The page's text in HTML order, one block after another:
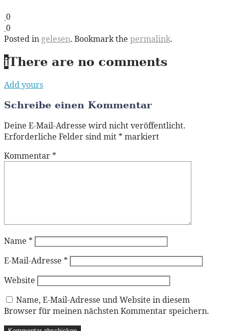
0
0
Posted in gelesen. Bookmark the permalink.
iThere are no comments
Add yours
Schreibe einen Kommentar
Deine E-Mail-Adresse wird nicht veröffentlicht.
Erforderliche Felder sind mit * markiert
Kommentar *
Name *
E-Mail-Adresse *
Website
Name, E-Mail-Adresse und Website in diesem
Browser für meinen nächsten Kommentar speichern.